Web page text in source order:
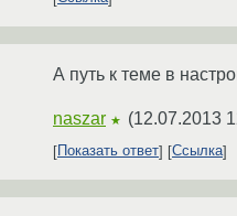
А путь к теме в
naszar ★ (12.07.2013
Показать ответ Ссылка